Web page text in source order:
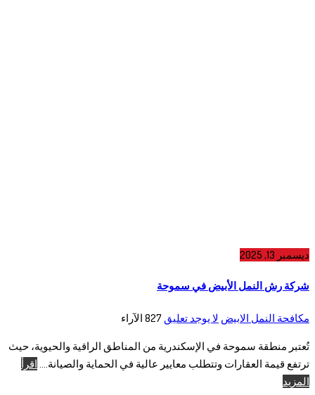
ديسمبر 13, 2025
شركة رش النمل الأبيض في سموحة
مكافحة النمل الابيض لا يوجد تعليق 827الآراء
تُعتبر منطقة سموحة في الإسكندرية من المناطق الراقية والحيوية، حيث
ترتفع قيمة العقارات وتتطلب معايير عالية في الحماية والصيانة....اقرأ
المزيد